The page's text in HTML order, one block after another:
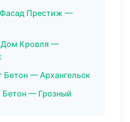
Престиж —
Дом Кровля —
— Архангельск
— Грозный